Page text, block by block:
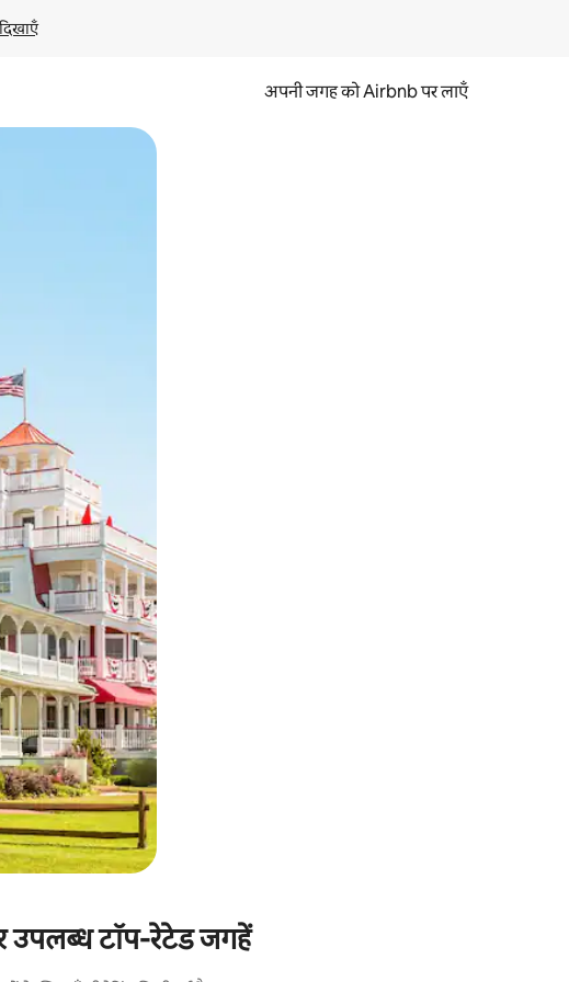
अपनी जगह को Airbnb पर लाएँ
करें।
उपलब्ध टॉप-रेटेड जगहें